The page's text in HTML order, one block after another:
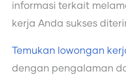
informasi terkait
kerja Anda sukses
Temukan lowongan
dengan pengalaman